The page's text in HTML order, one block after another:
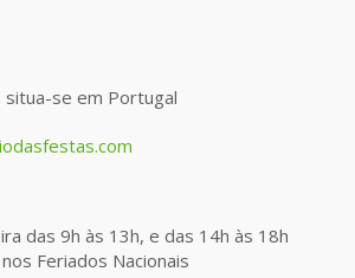
se em Portugal
das 9h às 13h, e das 14h às 18h
Feriados Nacionais